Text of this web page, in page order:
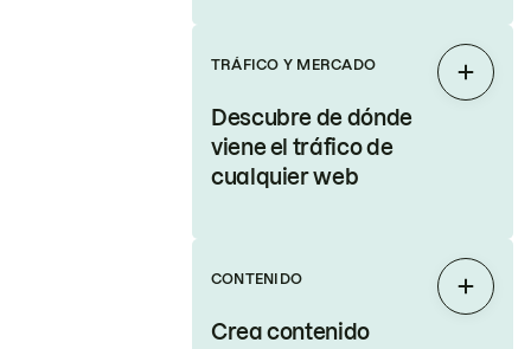
TRÁFICO Y MERCADO
Descubre de dónde
viene el tráfico de
cualquier web
CONTENIDO
Crea contenido